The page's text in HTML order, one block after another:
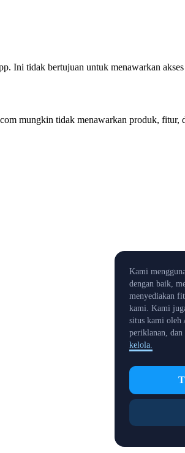
Ini tidak bertujuan untuk menawarkan
mungkin tidak menawarkan produk, fitur,
Kami
dengan baik,
menyediakan
kami. Kami
situs kami oleh
periklanan,
kelola.